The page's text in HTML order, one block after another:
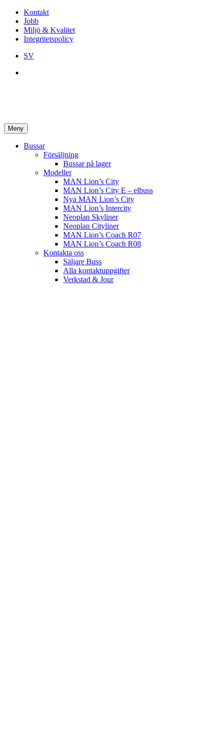
Kontakt
Jobb
Miljö & Kvalitet
Integritetspolicy
SV
Meny
Bussar
Försäljning
Bussar på lager
Modeller
MAN Lion’s City
MAN Lion’s City E – elbuss
Nya MAN Lion’s City
MAN Lion’s Intercity
Neoplan Skyliner
Neoplan Cityliner
MAN Lion’s Coach R07
MAN Lion’s Coach R08
Kontakta oss
Säljare Buss
Alla kontaktuppgifter
Verkstad & Jour